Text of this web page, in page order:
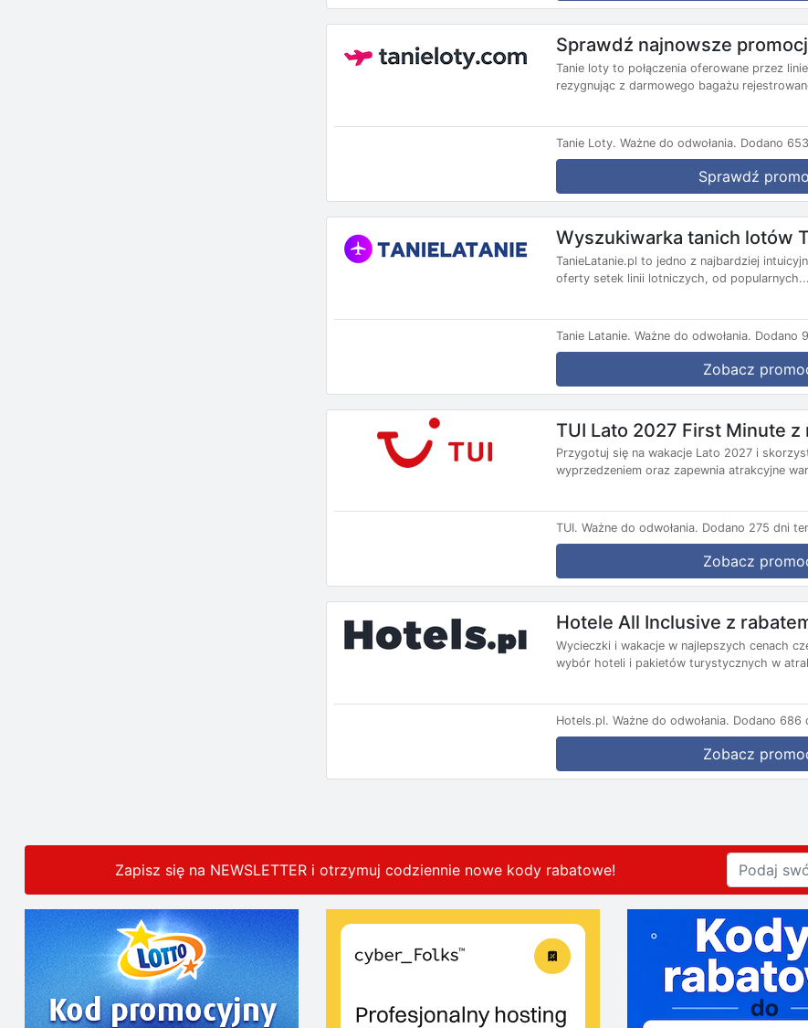
Sprawdź najnowsze
Tanie loty to połączenia oferowane przez
rezygnując z darmowego bagażu
Tanie Loty. Ważne do odwołania. Dodano
Sprawdź
Wyszukiwarka tanich lotów
TanieLatanie.pl to jedno z najbardziej
oferty setek linii lotniczych, od popularnych...
Tanie Latanie. Ważne do odwołania. Dodano
Zobacz
TUI Lato 2027 First Minute
Przygotuj się na wakacje Lato 2027 i
wyprzedzeniem oraz zapewnia atrakcyjne
TUI. Ważne do odwołania. Dodano 275 dni
Zobacz
Hotele All Inclusive z
Wycieczki i wakacje w najlepszych cenach
wybór hoteli i pakietów turystycznych w
Hotels.pl. Ważne do odwołania. Dodano 686
Zobacz
Zapisz się na NEWSLETTER i otrzymuj codziennie nowe kody rabatowe!